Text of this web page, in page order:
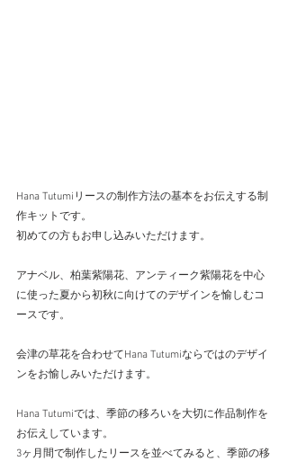
Hana Tutumiリースの制作方法の基本をお伝えする制
作キットです。
初めての方もお申し込みいただけます。
アナベル、柏葉紫陽花、アンティーク紫陽花を中心
に使った夏から初秋に向けてのデザインを愉しむコ
ースです。
会津の草花を合わせてHana Tutumiならではのデザイ
ンをお愉しみいただけます。
Hana Tutumiでは、季節の移ろいを大切に作品制作を
お伝えしています。
3ヶ月間で制作したリースを並べてみると、季節の移